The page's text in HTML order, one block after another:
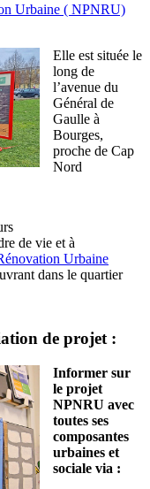
Urbaine ( NPNRU)
Elle est située le
long de
l’avenue du
Général de
Gaulle à
Bourges,
proche de Cap
Nord
de vie et à
Urbaine
dans le quartier
de projet :
Informer sur
le projet
NPNRU avec
toutes ses
composantes
urbaines et
sociale via :